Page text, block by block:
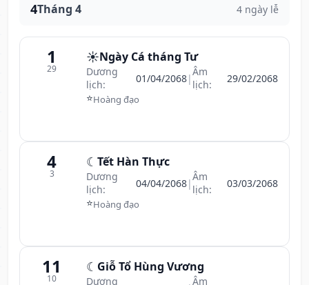
4Tháng 4 4 ngày lễ
1
29
☀️Ngày Cá tháng Tư
Dương
lịch:
01/04/2068|Âm
lịch:
29/02/2068
⭐Hoàng đạo
4
3
☾ Tết Hàn Thực
Dương
lịch:
04/04/2068|Âm
lịch:
03/03/2068
⭐Hoàng đạo
11
10
☾ Giỗ Tổ Hùng Vương
Dương Âm